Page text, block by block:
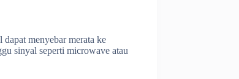
menyebar merata ke
sinyal seperti microwave atau